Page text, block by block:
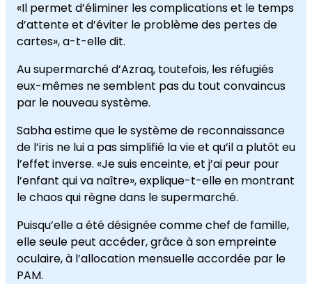
«Il permet d’éliminer les complications et le temps
d’attente et d’éviter le problème des pertes de
cartes», a-t-elle dit.
Au supermarché d’Azraq, toutefois, les réfugiés
eux-mêmes ne semblent pas du tout convaincus
par le nouveau système.
Sabha estime que le système de reconnaissance
de l’iris ne lui a pas simplifié la vie et qu’il a plutôt eu
l’effet inverse. «Je suis enceinte, et j’ai peur pour
l’enfant qui va naître», explique-t-elle en montrant
le chaos qui règne dans le supermarché.
Puisqu’elle a été désignée comme chef de famille,
elle seule peut accéder, grâce à son empreinte
oculaire, à l’allocation mensuelle accordée par le
PAM.